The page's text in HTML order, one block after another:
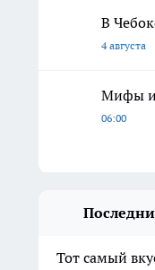
В
4 августа
Мифы и
06:00
Тот самый